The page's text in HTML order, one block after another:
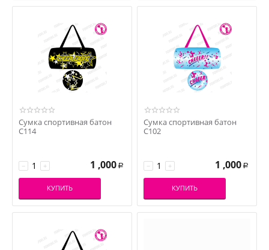
Сумка спортивная батон
С114
+
− 1 ,000 Р
КУПИТЬ
Сумка спортивная батон
С102
+
− 1 ,000 Р
КУПИТЬ